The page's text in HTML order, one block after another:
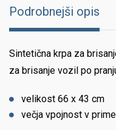
Podrobnejši opis
Sintetična krpa za
za brisanje vozil po
velikost 66 x 43 cm
večja vpojnost v